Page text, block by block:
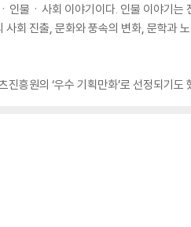
인물ㆍ사회 이야기이다. 인물 이야기
회 진출, 문화와 풍속의 변화, 문학과
진흥원의 ‘우수 기획만화’로 선정되기도